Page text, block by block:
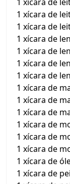
1 xícara de
1 xícara de
1 xícara de
1 xícara de
1 xícara de
1 xícara de
1 xícara de
1 xícara de
1 xícara de
1 xícara de
1 xícara de
1 xícara de
1 xícara de
1 xícara de